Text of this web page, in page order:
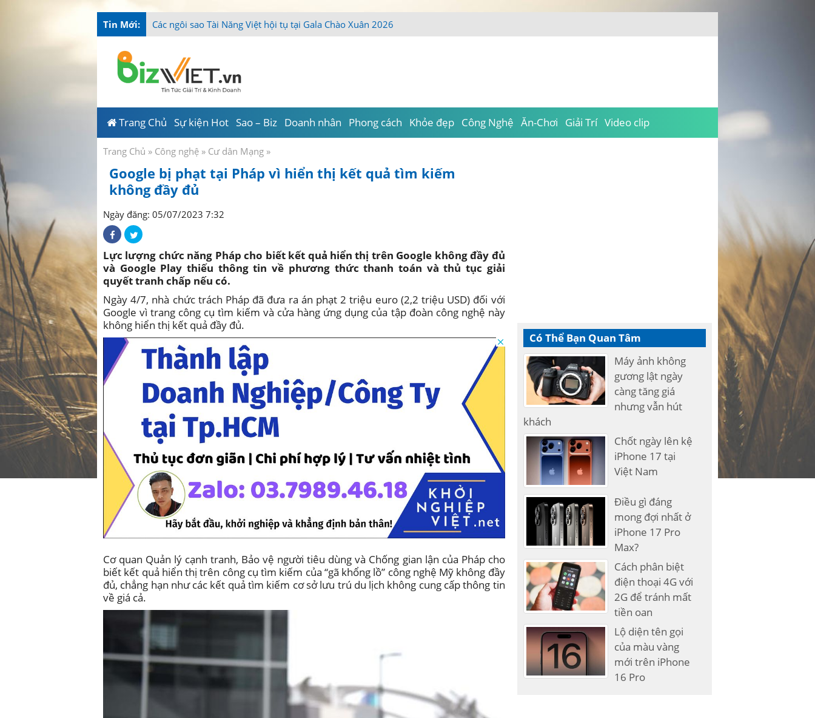
Tin Mới: T_
Trang Chủ Sự kiện Hot Sao – Biz Doanh nhân Phong cách Khỏe đẹp Công Nghệ Ăn-Chơi Giải Trí Video clip
Trang Chủ » Công nghệ » Cư dân Mạng »
Google bị phạt tại Pháp vì hiển thị kết quả tìm kiếm
không đầy đủ
Ngày đăng: 05/07/2023 7:32
Lực lượng chức năng Pháp cho biết kết quả hiển thị trên Google không đầy đủ
và Google Play thiếu thông tin về phương thức thanh toán và thủ tục giải
quyết tranh chấp nếu có.
Ngày 4/7, nhà chức trách Pháp đã đưa ra án phạt 2 triệu euro (2,2 triệu USD) đối với
Google vì trang công cụ tìm kiếm và cửa hàng ứng dụng của tập đoàn công nghệ này
không hiển thị kết quả đầy đủ.
Cơ quan Quản lý cạnh tranh, Bảo vệ người tiêu dùng và Chống gian lận của Pháp cho
biết kết quả hiển thị trên công cụ tìm kiếm của “gã khổng lồ” công nghệ Mỹ không đầy
đủ, chẳng hạn như các kết quả tìm kiếm cơ sở lưu trú du lịch không cung cấp thông tin
về giá cả.
Có Thể Bạn Quan Tâm
Máy ảnh không
gương lật ngày
càng tăng giá
nhưng vẫn hút
khách
Chốt ngày lên kệ
iPhone 17 tại
Việt Nam
Điều gì đáng
mong đợi nhất ở
iPhone 17 Pro
Max?
Cách phân biệt
điện thoại 4G với
2G để tránh mất
tiền oan
Lộ diện tên gọi
của màu vàng
mới trên iPhone
16 Pro